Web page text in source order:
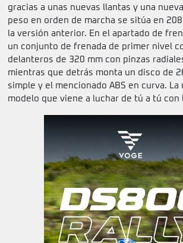
gracias a unas nuevas llantas y una
peso en orden de marcha se sitúa en
la versión anterior. En el apartado de
un conjunto de frenada de primer nivel
delanteros de 320 mm con pinzas
mientras que detrás monta un disco de
simple y el mencionado ABS en curva. La
modelo que viene a luchar de tú a tú con